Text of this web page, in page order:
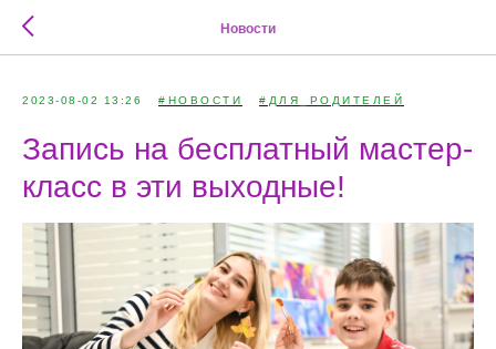
Новости
2023-08-02 13:26 #НОВОСТИ #ДЛЯ_РОДИТЕЛЕЙ
Запись на бесплатный мастер-
класс в эти выходные!